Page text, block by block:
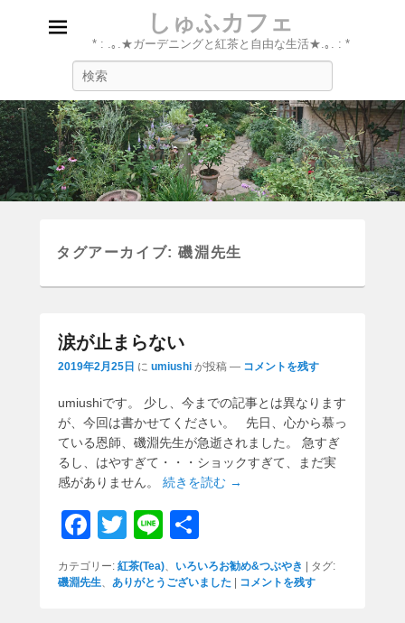
しゅふカフェ
* : .｡.★ガーデニングと紅茶と自由な生活★.｡. : *
タグアーカイブ:磯淵先生
涙が止まらない
2019年2月25日 に umiushi が投稿 — コメントを残す
umiushiです。 少し、今までの記事とは異なります
が、今回は書かせてください。 先日、心から慕っ
ている恩師、磯淵先生が急逝されました。 急すぎ
るし、はやすぎて・・・ショックすぎて、まだ実
感がありません。 続きを読む →
F
a
c
T
wi
tt
Li
e
有
カテゴリー: 紅茶(Tea)、 いろいろお勧め&つぶやき
タグ:
磯淵先生、 ありがとうございました コメントを残す